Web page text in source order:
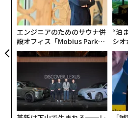
エンジニアのためのサウナ併
設オフィス「Mobius Park」
がオープン──タマディック
が健康経営を徹底する理由
“泊
シ
グ